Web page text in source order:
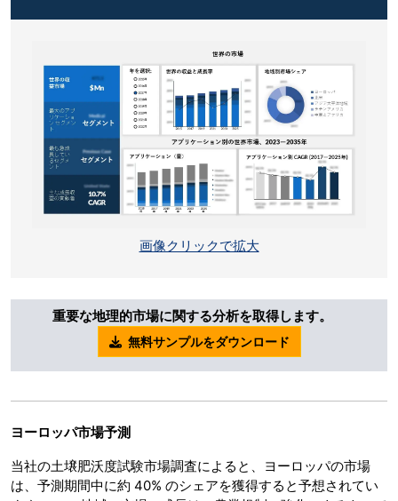
画像クリックで拡大
重要な地理的市場に関する分析を取得します。
無料サンプルをダウンロード
ヨーロッパ市場予測
当社の土壌肥沃度試験市場調査によると、ヨーロッパの市場
は、予測期間中に約 40% のシェアを獲得すると予想されてい